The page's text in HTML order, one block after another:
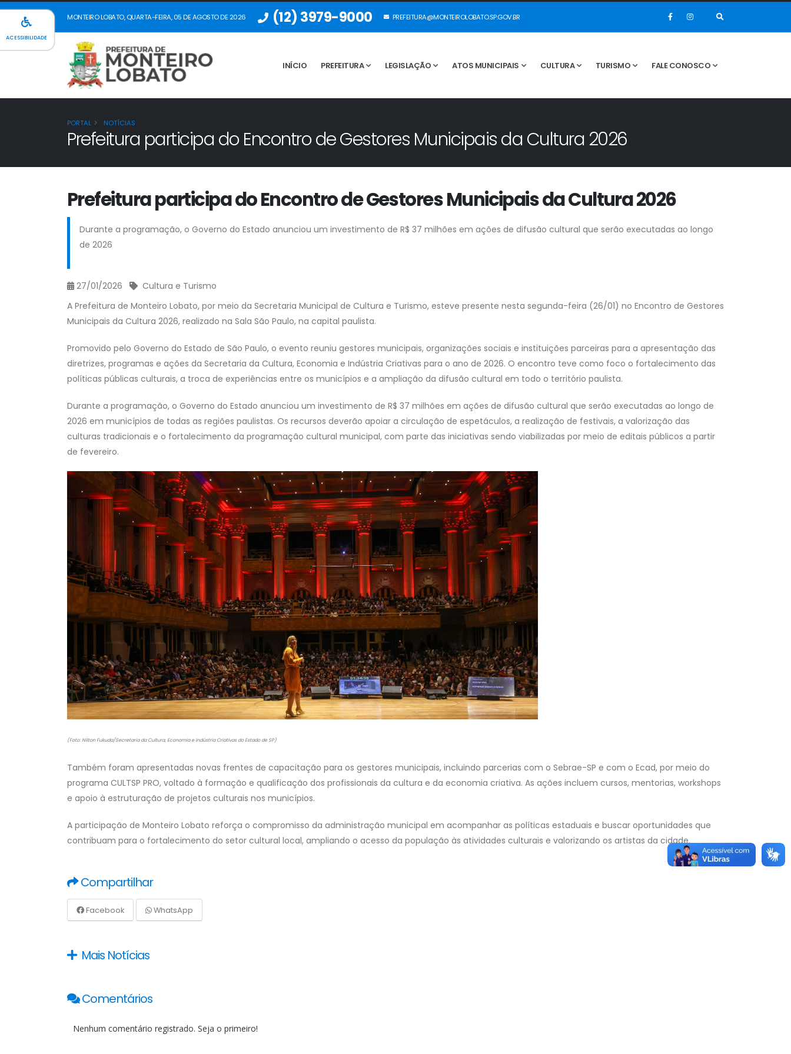
MONTEIRO LOBATO, QUARTA-FEIRA, 05 DE AGOSTO DE 2026 (12) 3979-9000 PREFEITURA@MONTEIROLOBATO.SP.GOV.BR
INÍCIO PREFEITURA LEGISLAÇÃO ATOS MUNICIPAIS CULTURA TURISMO FALE CONOSCO
PORTAL NOTÍCIAS
Prefeitura participa do Encontro de Gestores Municipais da Cultura 2026
Prefeitura participa do Encontro de Gestores Municipais da Cultura 2026
Durante a programação, o Governo do Estado anunciou um investimento de R$ 37 milhões em ações de difusão cultural que serão executadas ao longo
de 2026
27/01/2026
Cultura e Turismo
A Prefeitura de Monteiro Lobato, por meio da Secretaria Municipal de Cultura e Turismo, esteve presente nesta segunda-feira (26/01) no Encontro de Gestores
Municipais da Cultura 2026, realizado na Sala São Paulo, na capital paulista.
Promovido pelo Governo do Estado de São Paulo, o evento reuniu gestores municipais, organizações sociais e instituições parceiras para a apresentação das
diretrizes, programas e ações da Secretaria da Cultura, Economia e Indústria Criativas para o ano de 2026. O encontro teve como foco o fortalecimento das
políticas públicas culturais, a troca de experiências entre os municípios e a ampliação da difusão cultural em todo o território paulista.
Durante a programação, o Governo do Estado anunciou um investimento de R$ 37 milhões em ações de difusão cultural que serão executadas ao longo de
2026 em municípios de todas as regiões paulistas. Os recursos deverão apoiar a circulação de espetáculos, a realização de festivais, a valorização das
culturas tradicionais e o fortalecimento da programação cultural municipal, com parte das iniciativas sendo viabilizadas por meio de editais públicos a partir
de fevereiro.
(Foto: Nilton Fukuda/Secretaria da Cultura, Economia e Indústria Criativas do Estado de SP)
Também foram apresentadas novas frentes de capacitação para os gestores municipais, incluindo parcerias com o Sebrae-SP e com o Ecad, por meio do
programa CULTSP PRO, voltado à formação e qualificação dos profissionais da cultura e da economia criativa. As ações incluem cursos, mentorias, workshops
e apoio à estruturação de projetos culturais nos municípios.
A participação de Monteiro Lobato reforça o compromisso da administração municipal em acompanhar as políticas estaduais e buscar oportunidades que
contribuam para o fortalecimento do setor cultural local, ampliando o acesso da população às atividades culturais e valorizando os artistas da cidade.
Compartilhar
Facebook WhatsApp
Mais Notícias
Comentários
Nenhum comentário registrado. Seja o primeiro!
ACESSIBILIDADE